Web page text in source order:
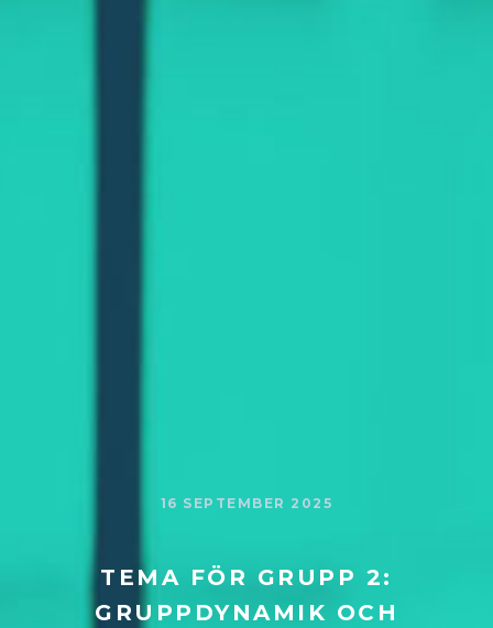
16 SEPTEMBER 2025
TEMA FÖR GRUPP 2:
GRUPPDYNAMIK OCH